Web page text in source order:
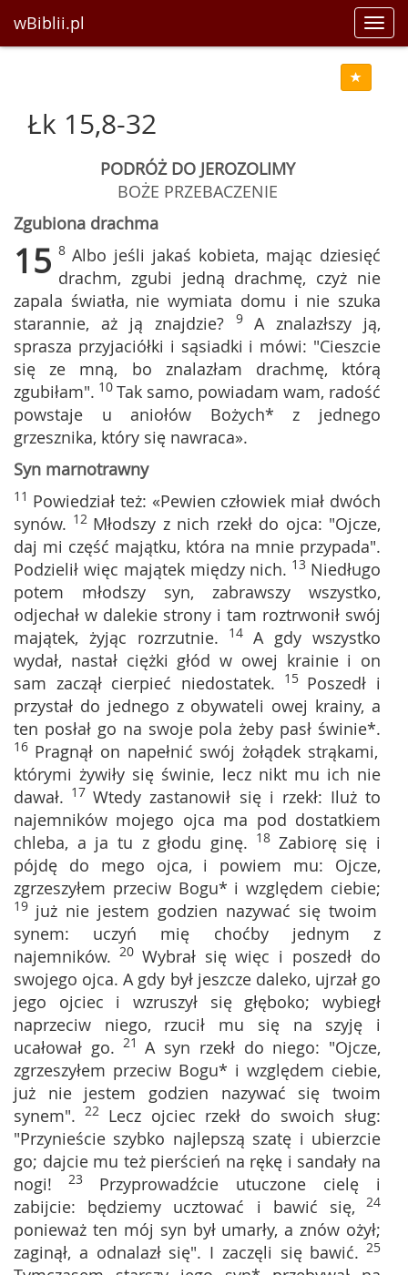
wBiblii.pl
Łk 15,8-32
PODRÓŻ DO JEROZOLIMY
BOŻE PRZEBACZENIE
Zgubiona drachma
15 8 Albo jeśli jakaś kobieta, mając dziesięć
drachm, zgubi jedną drachmę, czyż nie
zapala światła, nie wymiata domu i nie szuka
starannie, aż ją znajdzie? 9 A znalazłszy ją,
sprasza przyjaciółki i sąsiadki i mówi: "Cieszcie
się ze mną, bo znalazłam drachmę, którą
zgubiłam". 10 Tak samo, powiadam wam, radość
powstaje u aniołów Bożych* z jednego
grzesznika, który się nawraca».
Syn marnotrawny
11 Powiedział też: «Pewien człowiek miał dwóch
synów. 12 Młodszy z nich rzekł do ojca: "Ojcze,
daj mi część majątku, która na mnie przypada".
Podzielił więc majątek między nich. 13 Niedługo
potem młodszy syn, zabrawszy wszystko,
odjechał w dalekie strony i tam roztrwonił swój
majątek, żyjąc rozrzutnie. 14 A gdy wszystko
wydał, nastał ciężki głód w owej krainie i on
sam zaczął cierpieć niedostatek. 15 Poszedł i
przystał do jednego z obywateli owej krainy, a
ten posłał go na swoje pola żeby pasł świnie*.
16 Pragnął on napełnić swój żołądek strąkami,
którymi żywiły się świnie, lecz nikt mu ich nie
dawał. 17Wtedy zastanowił się i rzekł: Iluż to
najemników mojego ojca ma pod dostatkiem
chleba, a ja tu z głodu ginę. 18 Zabiorę się i
pójdę do mego ojca, i powiem mu: Ojcze,
zgrzeszyłem przeciw Bogu* i względem ciebie;
19 już nie jestem godzien nazywać się twoim
synem: uczyń mię choćby jednym z
najemników. 20 Wybrał się więc i poszedł do
swojego ojca. A gdy był jeszcze daleko, ujrzał go
jego ojciec i wzruszył się głęboko; wybiegł
naprzeciw niego, rzucił mu się na szyję i
ucałował go. 21 A syn rzekł do niego: "Ojcze,
zgrzeszyłem przeciw Bogu* i względem ciebie,
już nie jestem godzien nazywać się twoim
synem". 22 Lecz ojciec rzekł do swoich sług:
"Przynieście szybko najlepszą szatę i ubierzcie
go; dajcie mu też pierścień na rękę i sandały na
nogi! 23 Przyprowadźcie utuczone cielę i
zabijcie: będziemy ucztować i bawić się, 24
ponieważ ten mój syn był umarły, a znów ożył;
zaginął, a odnalazł się". I zaczęli się bawić. 25